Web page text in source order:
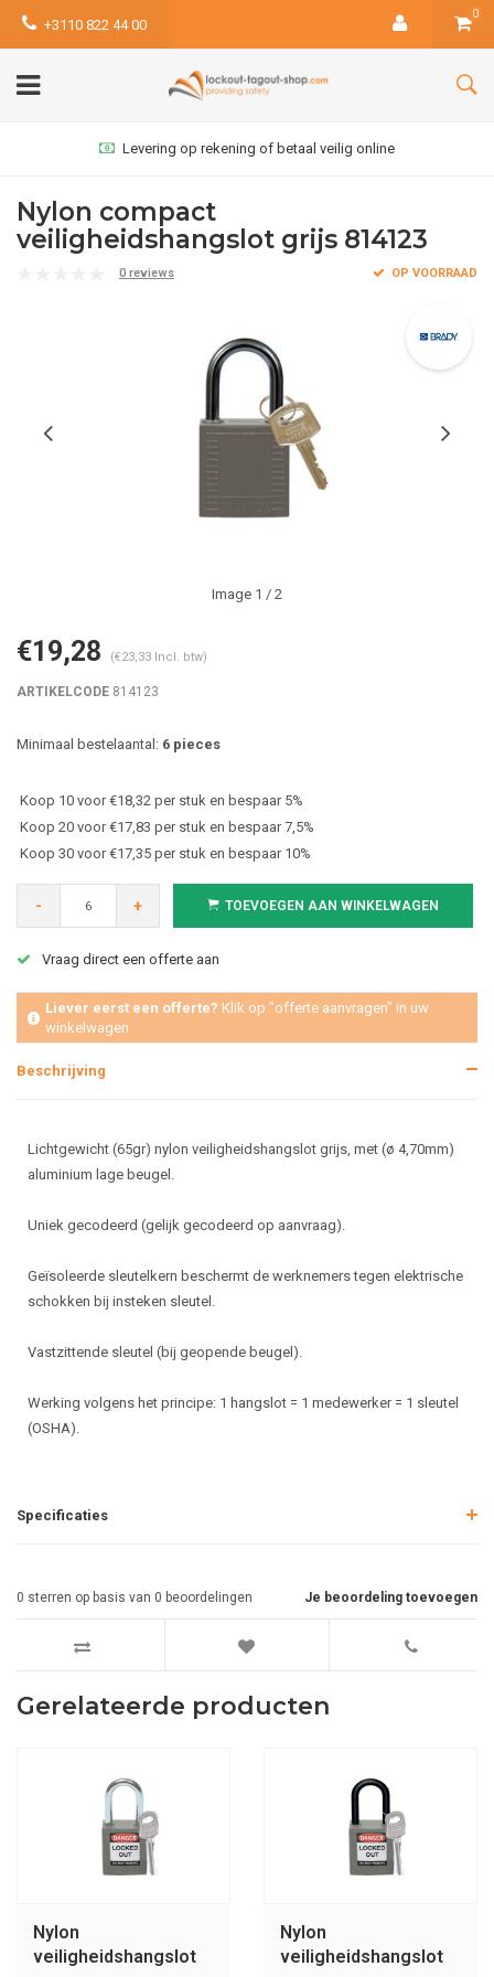
+3110 822 44 00
0
Levering op rekening of betaal veilig online
Nylon compact
veiligheidshangslot grijs 814123
0 reviews OP VOORRAAD
Image 1 / 2
€19,28 (€23,33 Incl. btw)
ARTIKELCODE 814123
Minimaal bestelaantal: 6 pieces
Koop 10 voor €18,32 per stuk en bespaar 5%
Koop 20 voor €17,83 per stuk en bespaar 7,5%
Koop 30 voor €17,35 per stuk en bespaar 10%
- + TOEVOEGEN AAN WINKELWAGEN
Vraag direct een offerte aan
Liever eerst een offerte? Klik op "offerte aanvragen" in uw
winkelwagen
Beschrijving
Lichtgewicht (65gr) nylon veiligheidshangslot grijs, met (ø 4,70mm)
aluminium lage beugel.
Uniek gecodeerd (gelijk gecodeerd op aanvraag).
Geïsoleerde sleutelkern beschermt de werknemers tegen elektrische
schokken bij insteken sleutel.
Vastzittende sleutel (bij geopende beugel).
Werking volgens het principe: 1 hangslot = 1 medewerker = 1 sleutel
(OSHA).
Specificaties
Je beoordeling toevoegen
0 sterren op basis van 0 beoordelingen
Gerelateerde producten
Nylon
veiligheidshangslot
Nylon
veiligheidshangslot